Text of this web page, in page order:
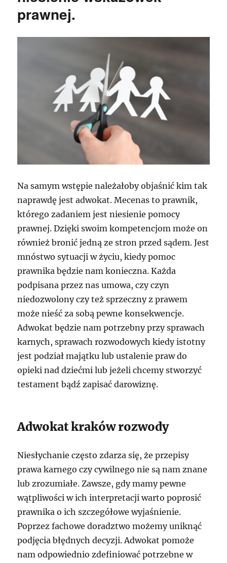
prawnej.
Na samym wstępie należałoby objaśnić kim tak
naprawdę jest adwokat. Mecenas to prawnik,
którego zadaniem jest niesienie pomocy
prawnej. Dzięki swoim kompetencjom może on
również bronić jedną ze stron przed sądem. Jest
mnóstwo sytuacji w życiu, kiedy pomoc
prawnika będzie nam konieczna. Każda
podpisana przez nas umowa, czy czyn
niedozwolony czy też sprzeczny z prawem
może nieść za sobą pewne konsekwencje.
Adwokat będzie nam potrzebny przy sprawach
karnych, sprawach rozwodowych kiedy istotny
jest podział majątku lub ustalenie praw do
opieki nad dziećmi lub jeżeli chcemy stworzyć
testament bądź zapisać darowiznę.
Adwokat kraków rozwody
Niesłychanie często zdarza się, że przepisy
prawa karnego czy cywilnego nie są nam znane
lub zrozumiałe. Zawsze, gdy mamy pewne
wątpliwości w ich interpretacji warto poprosić
prawnika o ich szczegółowe wyjaśnienie.
Poprzez fachowe doradztwo możemy uniknąć
podjęcia błędnych decyzji. Adwokat pomoże
nam odpowiednio zdefiniować potrzebne w